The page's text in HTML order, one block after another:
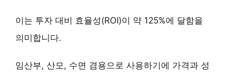
이는 투자 대비 효율성(ROI)이 약 125%에 달함을
의미합니다.
임산부, 산모, 수면 겸용으로 사용하기에 가격과 성